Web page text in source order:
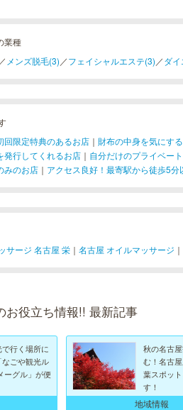
業種
／ メンズ脱毛(3) ／フェイシャルエステ(3) ／ダ
回限定特典のあるお店 ｜ 財布の中身を気にす
発行してくれるお店 ｜ 自分だけのプライベー
みのお店 ｜ アクセス良好！最寄駅から徒歩5分
サージ 名古屋 栄 ｜ 名古屋 オイルマッサージ ｜
お役立ち情報!! 最新記事
行く場所に
ごや観光ル
ーグル」が便
秋の名古
む！名古
葉スポッ
す！
地域情報